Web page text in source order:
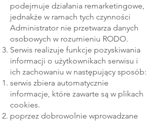
podejmuje działania remarketingowe,
jednakże w ramach tych czynności
Administrator nie przetwarza danych
osobowych w rozumieniu RODO.
Serwis realizuje funkcje pozyskiwania
informacji o użytkownikach serwisu i
ich zachowaniu w następujący sposób:
serwis zbiera automatycznie
informacje, które zawarte są w plikach
cookies.
poprzez dobrowolnie wprowadzane